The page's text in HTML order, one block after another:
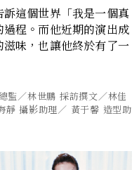
這個世界「我是一個真
程。而他近期的演出成
味，也讓他終於有了一
監／林世鵬 採訪撰文／林佳
靜 攝影助理／ 黃于馨 造型助